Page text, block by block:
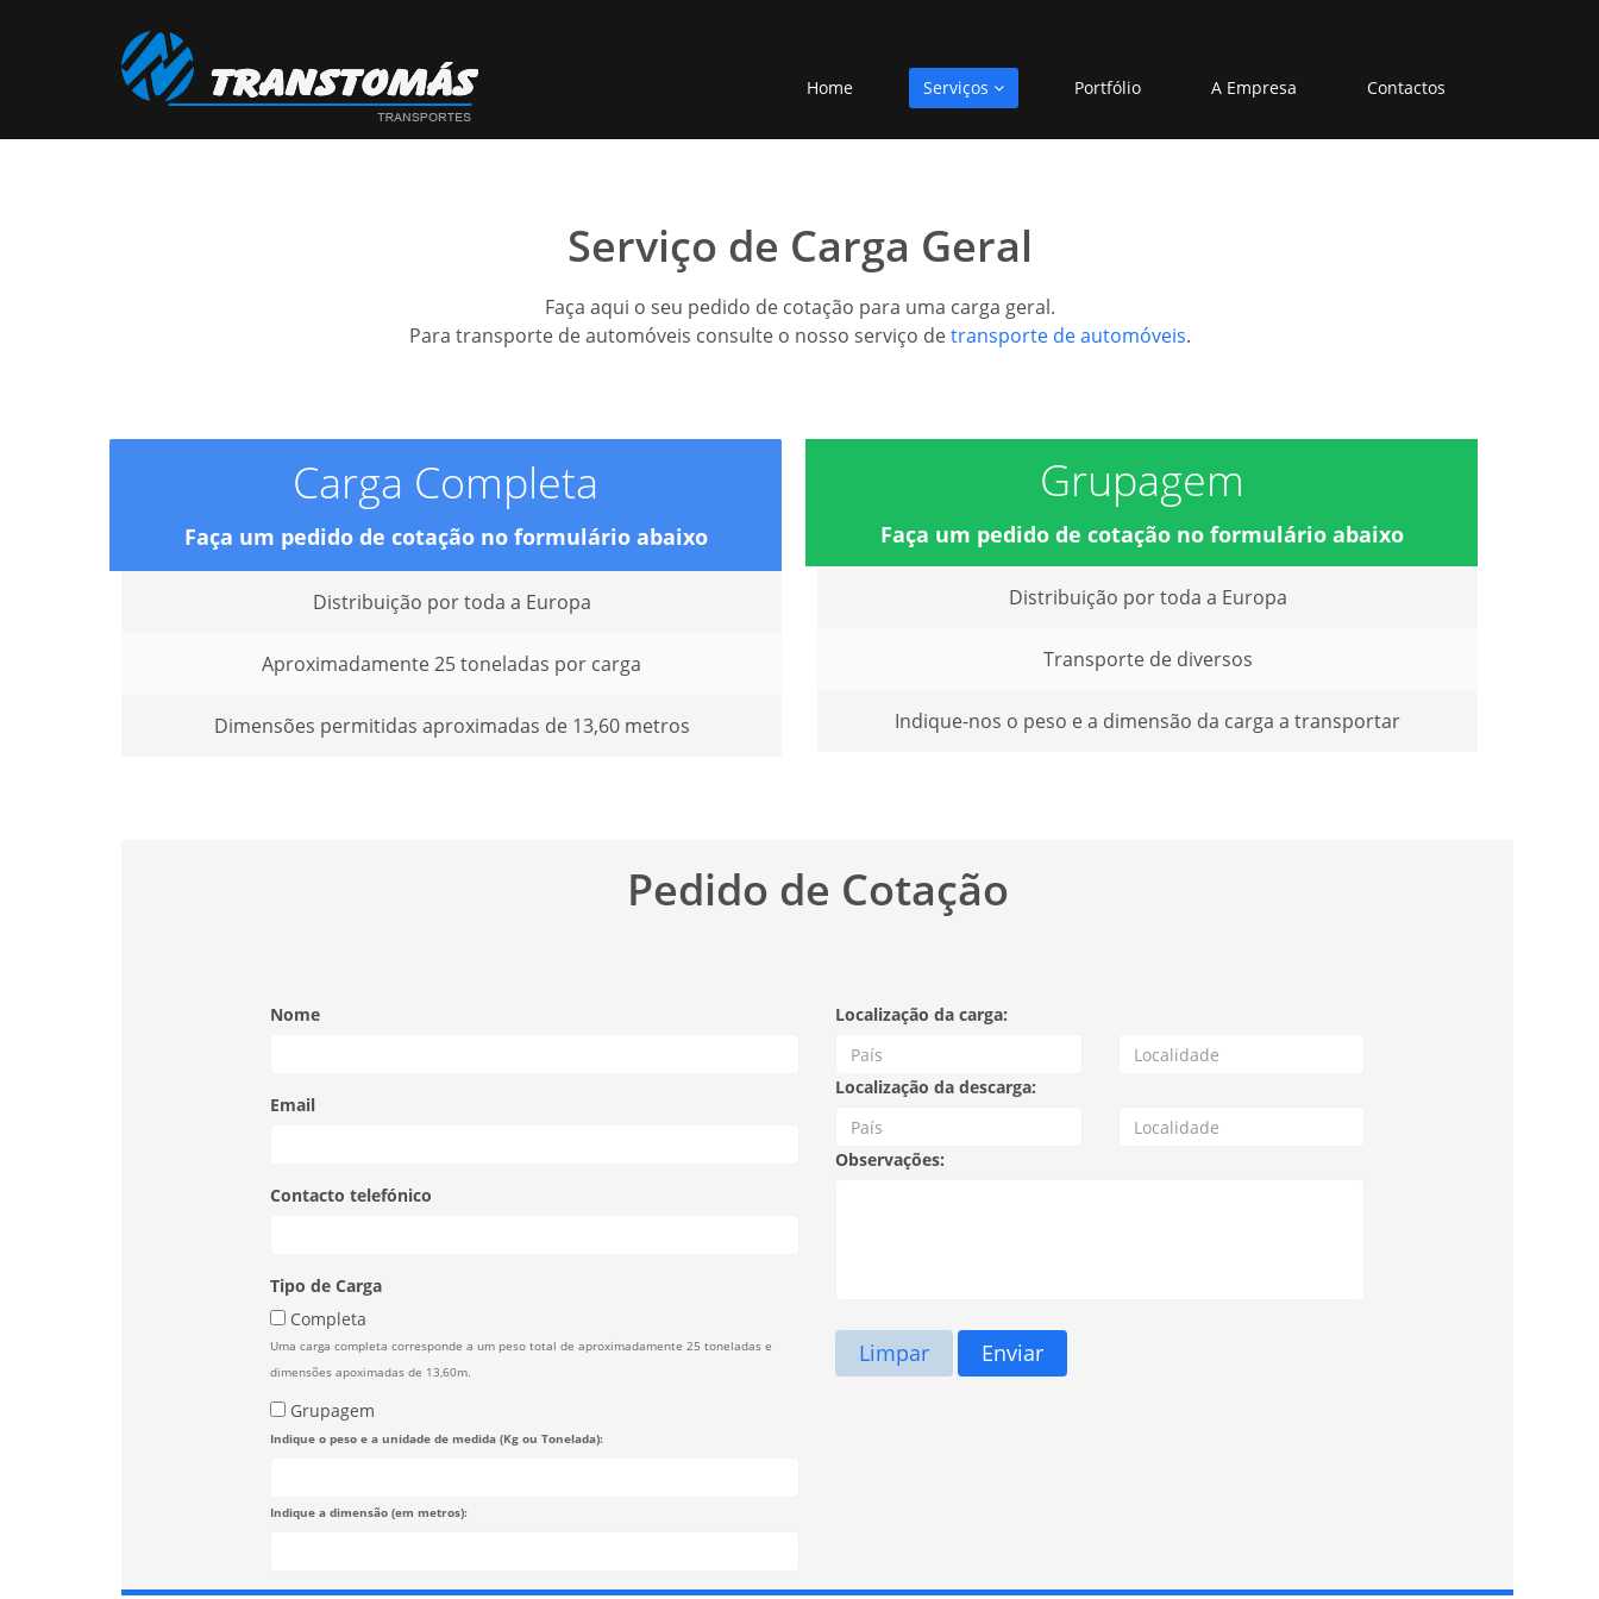
Home Serviços Portfólio A Empresa Contactos
Serviço de Carga Geral
Faça aqui o seu pedido de cotação para uma carga geral.
Para transporte de automóveis consulte o nosso serviço detransporte de automóveis.
Carga Completa
Faça um pedido de cotação no formulário abaixo
Distribuição por toda a Europa
Aproximadamente 25 toneladas por carga
Dimensões permitidas aproximadas de 13,60 metros
Grupagem
Faça um pedido de cotação no formulário abaixo
Distribuição por toda a Europa
Transporte de diversos
Indique-nos o peso e a dimensão da carga a transportar
Pedido de Cotação
Nome
Email
Contacto telefónico
Tipo de Carga
Completa
Uma carga completa corresponde a um peso total de aproximadamente 25 toneladas e
dimensões apoximadas de 13,60m.
Grupagem
Indique o peso e a unidade de medida (Kg ou Tonelada):
Indique a dimensão (em metros):
Localização da carga:
Localização da descarga:
Observações:
Limpar Enviar